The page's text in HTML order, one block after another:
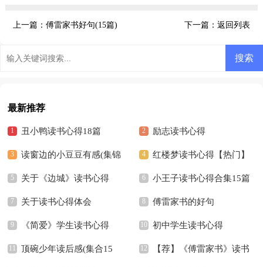
上一篇： 傅雷家书好句(15篇) 下一篇：返回列表
最新推荐
丑小鸭读书心得18篇 励志读书心得
读窗边的小豆豆有感(集锦
15篇)
红楼梦读书心得【热门】
关于《边城》读书心得 小王子读书心得合集15篇
关于读书心得体会 傅雷家书的好句
《简爱》学生读书心得 初中学生读书心得
顶碗少年读后感(集合15 【荐】《傅雷家书》读书